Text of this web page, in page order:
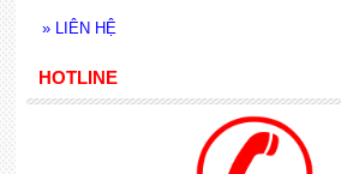
» LIÊN HỆ
HOTLINE